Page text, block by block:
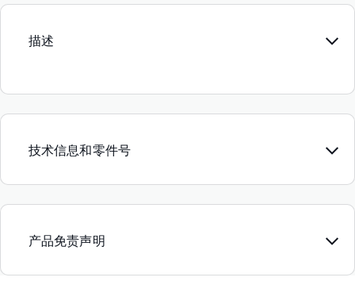
描述
技术信息和零件号
产品免责声明